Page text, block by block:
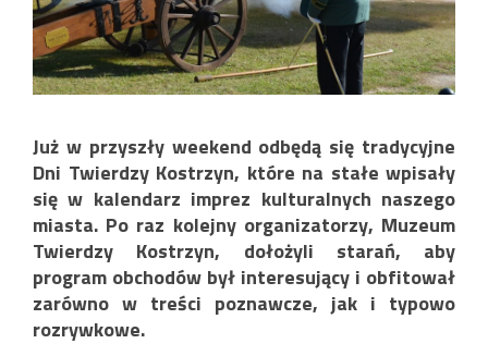
Już w przyszły weekend odbędą się tradycyjne
Dni Twierdzy Kostrzyn, które na stałe wpisały
się w kalendarz imprez kulturalnych naszego
miasta. Po raz kolejny organizatorzy, Muzeum
Twierdzy Kostrzyn, dołożyli starań, aby
program obchodów był interesujący i obfitował
zarówno w treści poznawcze, jak i typowo
rozrywkowe.